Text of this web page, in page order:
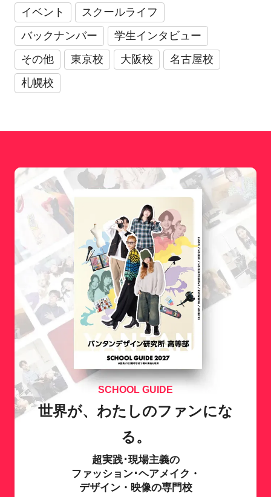
イベント
スクールライフ
バックナンバー
学生インタビュー
その他
東京校 大阪校
名古屋校
札幌校
SCHOOL GUIDE
世界が、わたしのファンにな
る。
超実践･現場主義の
ファッション･ヘアメイク・
デザイン・映像の専門校